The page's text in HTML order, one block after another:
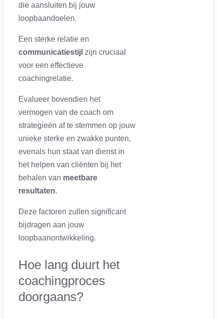
die aansluiten bij jouw
loopbaandoelen.
Een sterke relatie en
communicatiestijl zijn cruciaal
voor een effectieve
coachingrelatie.
Evalueer bovendien het
vermogen van de coach om
strategieën af te stemmen op jouw
unieke sterke en zwakke punten,
evenals hun staat van dienst in
het helpen van cliënten bij het
behalen van meetbare
resultaten.
Deze factoren zullen significant
bijdragen aan jouw
loopbaanontwikkeling.
Hoe lang duurt het
coachingproces
doorgaans?